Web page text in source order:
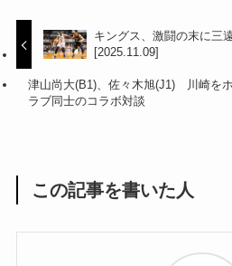
キングス、激闘の末に三
[2025.11.09]
津山尚大(B1)、佐々木旭(J1) 川崎を
ラブ同士のコラボ対談
この記事を書いた人